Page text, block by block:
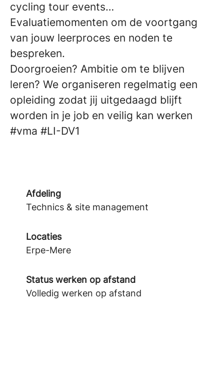
cycling tour events…
Evaluatiemomenten om de voortgang
van jouw leerproces en noden te
bespreken.
Doorgroeien? Ambitie om te blijven
leren? We organiseren regelmatig een
opleiding zodat jij uitgedaagd blijft
worden in je job en veilig kan werken
#vma #LI-DV1
Afdeling
Technics & site management
Locaties
Erpe-Mere
Status werken op afstand
Volledig werken op afstand